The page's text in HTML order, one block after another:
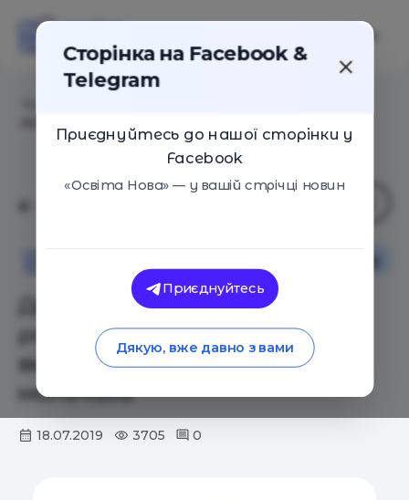
Два Вени. Что делать
родителям, если их сын
ведет себя как два разных
мальчика
18.07.2019 3705 0
Сторінка на Facebook &
Telegram
Приєднуйтесь до нашої сторінки у
Facebook
«Освіта Нова» — у вашій стрічці новин
Приєднуйтесь
Дякую, вже давно з вами